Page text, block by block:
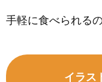
手軽に食べられる
イラス